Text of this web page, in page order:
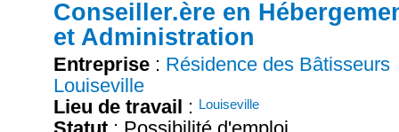
Conseiller.ère en
et Administration
Entreprise : Résidence des Bâtisseurs
Louiseville
Lieu de travail : Louiseville